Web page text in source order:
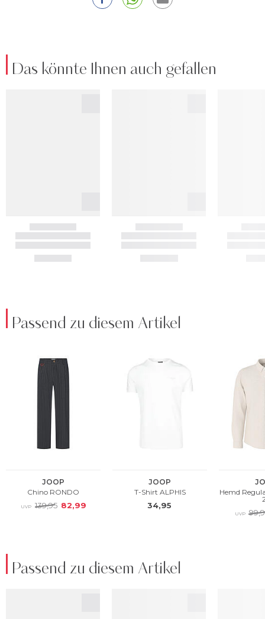
Das könnte Ihnen auch gefallen
Passend zu diesem Artikel
Passend zu diesem Artikel